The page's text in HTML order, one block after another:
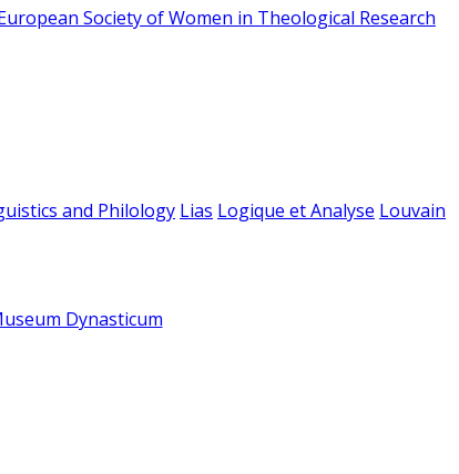
Society of Women in Theological Research
and Philology Lias Logique et Analyse Louvain
Dynasticum